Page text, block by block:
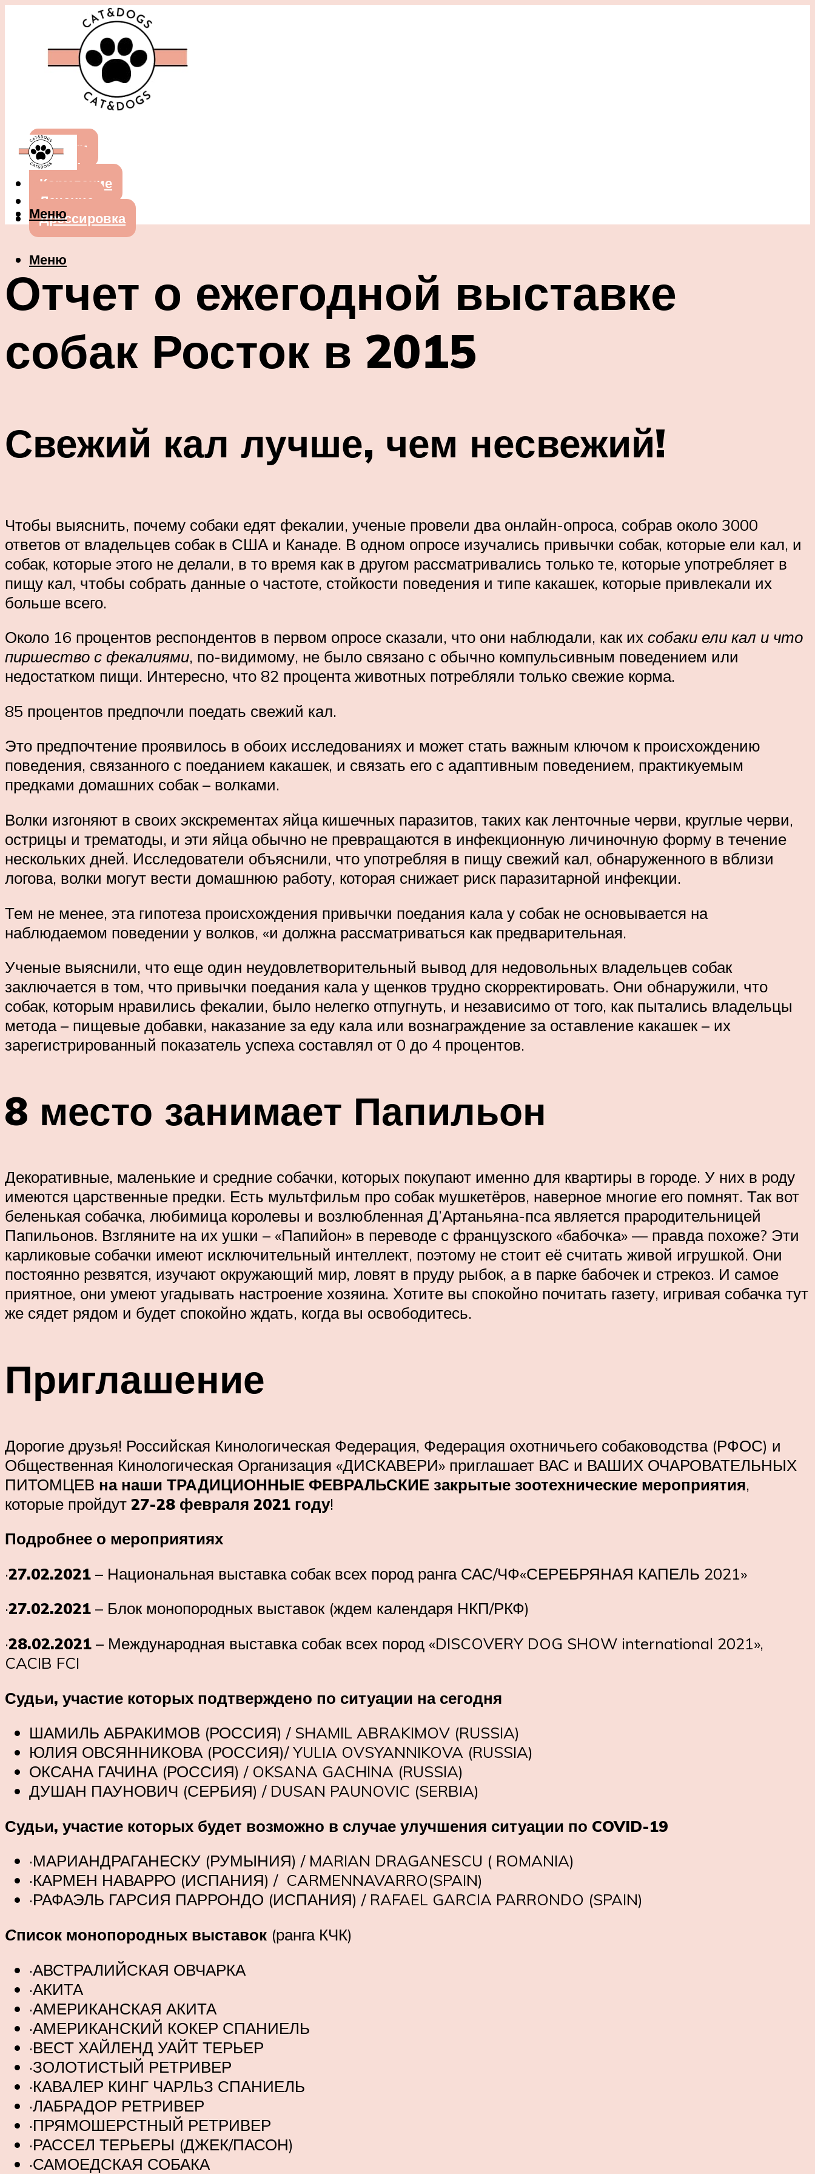
Собаки
Кошки
Кормление
Лечение
Дрессировка
Меню
Меню
Отчет о ежегодной выставке
собак Росток в 2015
Свежий кал лучше, чем несвежий!
Чтобы выяснить, почему собаки едят фекалии, ученые провели два онлайн-опроса, собрав около 3000
ответов от владельцев собак в США и Канаде. В одном опросе изучались привычки собак, которые ели кал, и
собак, которые этого не делали, в то время как в другом рассматривались только те, которые употребляет в
пищу кал, чтобы собрать данные о частоте, стойкости поведения и типе какашек, которые привлекали их
больше всего.
Около 16 процентов респондентов в первом опросе сказали, что они наблюдали, как их собаки ели кал и что
пиршество с фекалиями, по-видимому, не было связано с обычно компульсивным поведением или
недостатком пищи. Интересно, что 82 процента животных потребляли только свежие корма.
85 процентов предпочли поедать свежий кал.
Это предпочтение проявилось в обоих исследованиях и может стать важным ключом к происхождению
поведения, связанного с поеданием какашек, и связать его с адаптивным поведением, практикуемым
предками домашних собак – волками.
Волки изгоняют в своих экскрементах яйца кишечных паразитов, таких как ленточные черви, круглые черви,
острицы и трематоды, и эти яйца обычно не превращаются в инфекционную личиночную форму в течение
нескольких дней. Исследователи объяснили, что употребляя в пищу свежий кал, обнаруженного в вблизи
логова, волки могут вести домашнюю работу, которая снижает риск паразитарной инфекции.
Тем не менее, эта гипотеза происхождения привычки поедания кала у собак не основывается на
наблюдаемом поведении у волков, «и должна рассматриваться как предварительная.
Ученые выяснили, что еще один неудовлетворительный вывод для недовольных владельцев собак
заключается в том, что привычки поедания кала у щенков трудно скорректировать. Они обнаружили, что
собак, которым нравились фекалии, было нелегко отпугнуть, и независимо от того, как пытались владельцы
метода – пищевые добавки, наказание за еду кала или вознаграждение за оставление какашек – их
зарегистрированный показатель успеха составлял от 0 до 4 процентов.
8 место занимает Папильон
Декоративные, маленькие и средние собачки, которых покупают именно для квартиры в городе. У них в роду
имеются царственные предки. Есть мультфильм про собак мушкетёров, наверное многие его помнят. Так вот
беленькая собачка, любимица королевы и возлюбленная Д’Артаньяна-пса является прародительницей
Папильонов. Взгляните на их ушки – «Папийон» в переводе с французского «бабочка» — правда похоже? Эти
карликовые собачки имеют исключительный интеллект, поэтому не стоит её считать живой игрушкой. Они
постоянно резвятся, изучают окружающий мир, ловят в пруду рыбок, а в парке бабочек и стрекоз. И самое
приятное, они умеют угадывать настроение хозяина. Хотите вы спокойно почитать газету, игривая собачка тут
же сядет рядом и будет спокойно ждать, когда вы освободитесь.
Приглашение
Дорогие друзья! Российская Кинологическая Федерация, Федерация охотничьего собаководства (РФОС) и
Общественная Кинологическая Организация «ДИСКАВЕРИ» приглашает ВАС и ВАШИХ ОЧАРОВАТЕЛЬНЫХ
ПИТОМЦЕВ на наши ТРАДИЦИОННЫЕ ФЕВРАЛЬСКИЕ закрытые зоотехнические мероприятия,
которые пройдут 27-28 февраля 2021 году!
Подробнее о мероприятиях
·27.02.2021 – Национальная выставка собак всех пород ранга САС/ЧФ«СЕРЕБРЯНАЯ КАПЕЛЬ 2021»
·27.02.2021 – Блок монопородных выставок (ждем календаря НКП/РКФ)
·28.02.2021 – Международная выставка собак всех пород «DISCOVERY DOG SHOW international 2021»,
CACIB FCI
Судьи, участие которых подтверждено по ситуации на сегодня
ШАМИЛЬ АБРАКИМОВ (РОССИЯ) / SHAMIL ABRAKIMOV (RUSSIA)
ЮЛИЯ ОВСЯННИКОВА (РОССИЯ)/ YULIA OVSYANNIKOVA (RUSSIA)
ОКСАНА ГАЧИНА (РОССИЯ) / OKSANA GACHINA (RUSSIA)
ДУШАН ПАУНОВИЧ (СЕРБИЯ) / DUSAN PAUNOVIC (SERBIA)
Судьи, участие которых будет возможно в случае улучшения ситуации по COVID-19
·МАРИАНДРАГАНЕСКУ (РУМЫНИЯ) / MARIAN DRAGANESCU ( ROMANIA)
·КАРМЕН НАВАРРО (ИСПАНИЯ) / CARMENNAVARRO(SPAIN)
·РАФАЭЛЬ ГАРСИЯ ПАРРОНДО (ИСПАНИЯ) / RAFAEL GARCIA PARRONDO (SPAIN)
Список монопородных выставок (ранга КЧК)
·АВСТРАЛИЙСКАЯ ОВЧАРКА
·АКИТА
·АМЕРИКАНСКАЯ АКИТА
·АМЕРИКАНСКИЙ КОКЕР СПАНИЕЛЬ
·ВЕСТ ХАЙЛЕНД УАЙТ ТЕРЬЕР
·ЗОЛОТИСТЫЙ РЕТРИВЕР
·КАВАЛЕР КИНГ ЧАРЛЬЗ СПАНИЕЛЬ
·ЛАБРАДОР РЕТРИВЕР
·ПРЯМОШЕРСТНЫЙ РЕТРИВЕР
·РАССЕЛ ТЕРЬЕРЫ (ДЖЕК/ПАСОН)
·САМОЕДСКАЯ СОБАКА